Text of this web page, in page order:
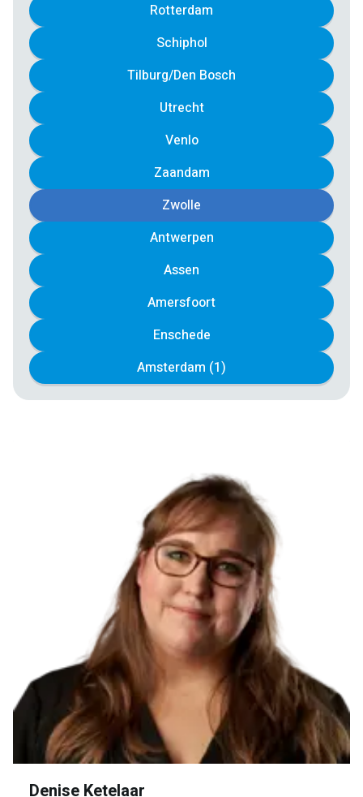
Rotterdam
Schiphol
Tilburg/Den Bosch
Utrecht
Venlo
Zaandam
Zwolle
Antwerpen
Assen
Amersfoort
Enschede
Amsterdam (1)
Denise Ketelaar